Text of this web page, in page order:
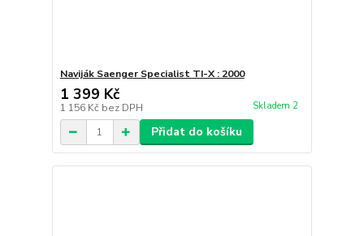
Naviják Saenger Specialist TI-X : 2000
1 399 Kč
1 156 Kč bez DPH Skladem 2
Přidat do košíku